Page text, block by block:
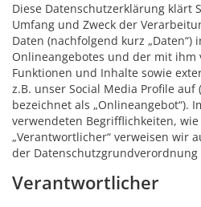
Diese Datenschutzerklärung klärt
Umfang und Zweck der
Daten (nachfolgend kurz „Daten“)
Onlineangebotes und der mit ihm
Funktionen und Inhalte sowie
z.B. unser Social Media Profile
bezeichnet als „Onlineangebot“).
verwendeten Begrifflichkeiten, wie
„Verantwortlicher“ verweisen wir
der Datenschutzgrundverordnung
Verantwortlicher